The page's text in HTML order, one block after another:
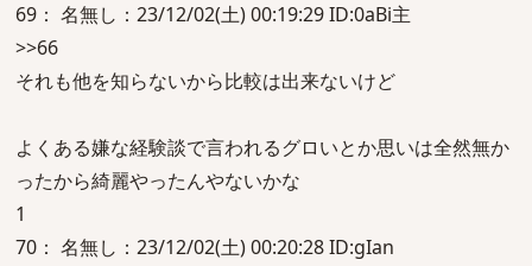
69： 名無し：23/12/02(土) 00:19:29 ID:0aBi主
>>66
それも他を知らないから比較は出来ないけど
よくある嫌な経験談で言われるグロいとか思いは全然無か
ったから綺麗やったんやないかな
1
70： 名無し：23/12/02(土) 00:20:28 ID:gIan